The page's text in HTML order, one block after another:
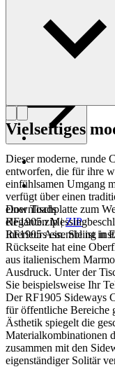
Ausdruck, oft mit dem
Frost daran
schaffen, bei denen
Downloads
RF1905.zip|ZIP
RF1905 Assembling
Vielseitiges
Dieser moderne, runde
entworfen, die für ihre
einfühlsamen Umgang
verfügt über einen
einer Tischplatte zum
eleganten
Interieurs ein. Sie ist in
Rückseite hat eine
aus italienischem
Ausdruck. Unter der
Sie beispielsweise Ihr
Der RF1905 Sideways
für öffentliche Bereiche
Ästhetik spiegelt die
Materialkombinationen
zusammen mit den
eigenständiger Solitär